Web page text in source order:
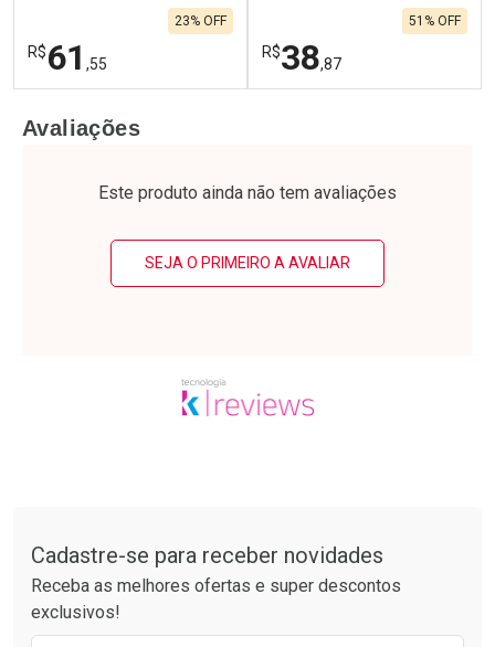
R$61 ,55
23% OFF
Laboratório
Por R$ 61,55/cada
Por Menos
R$38,87
51% OFF
Laboratório
Por R$ 38,87/cada
Por Menos
Avaliações
Este produto ainda não tem avaliações
SEJA O PRIMEIRO A AVALIAR
Cadastre-se para receber novidades
Receba as melhores ofertas e super descontos
exclusivos!